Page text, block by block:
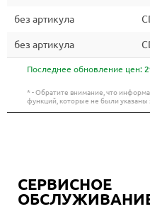
без артикула
без артикула
Последнее обновление цен:
* - Обратите внимание, что
функций, которые не были указаны
СЕРВИСНОЕ